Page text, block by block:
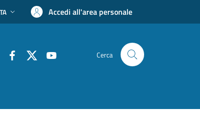
Accedi all'area personale
Cerca